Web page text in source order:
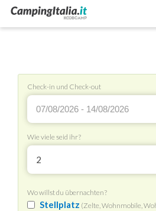
Check-in und Check-out
Wie viele seid ihr?
2
Wo willst du übernachten?
Stellplatz (Zelte, Wohnmobile,